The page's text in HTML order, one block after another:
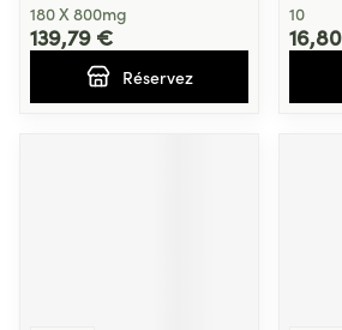
180 X 800mg
139,79 €
Réservez
10